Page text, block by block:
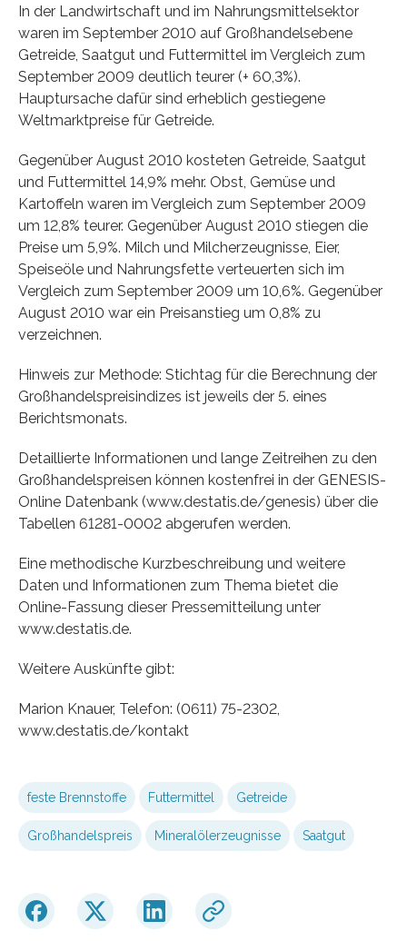
In der Landwirtschaft und im Nahrungsmittelsektor
waren im September 2010 auf Großhandelsebene
Getreide, Saatgut und Futtermittel im Vergleich zum
September 2009 deutlich teurer (+ 60,3%).
Hauptursache dafür sind erheblich gestiegene
Weltmarktpreise für Getreide.
Gegenüber August 2010 kosteten Getreide, Saatgut
und Futtermittel 14,9% mehr. Obst, Gemüse und
Kartoffeln waren im Vergleich zum September 2009
um 12,8% teurer. Gegenüber August 2010 stiegen die
Preise um 5,9%. Milch und Milcherzeugnisse, Eier,
Speiseöle und Nahrungsfette verteuerten sich im
Vergleich zum September 2009 um 10,6%. Gegenüber
August 2010 war ein Preisanstieg um 0,8% zu
verzeichnen.
Hinweis zur Methode: Stichtag für die Berechnung der
Großhandelspreisindizes ist jeweils der 5. eines
Berichtsmonats.
Detaillierte Informationen und lange Zeitreihen zu den
Großhandelspreisen können kostenfrei in der GENESIS-
Online Datenbank (www.destatis.de/genesis) über die
Tabellen 61281-0002 abgerufen werden.
Eine methodische Kurzbeschreibung und weitere
Daten und Informationen zum Thema bietet die
Online-Fassung dieser Pressemitteilung unter
www.destatis.de.
Weitere Auskünfte gibt:
Marion Knauer, Telefon: (0611) 75-2302,
www.destatis.de/kontakt
feste Brennstoffe Futtermittel Getreide
Großhandelspreis Mineralölerzeugnisse Saatgut